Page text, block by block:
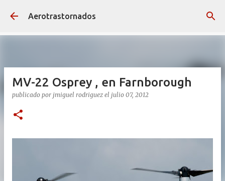
Ir al contenido principal
Aerotrastornados
MV-22 Osprey , en Farnborough
publicado por jmiguel rodriguez el julio 07, 2012